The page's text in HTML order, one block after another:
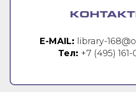
E-MAIL: library-
Тел: +7 (495)